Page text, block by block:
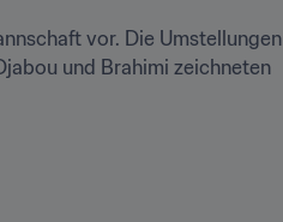
vor. Die Umstellungen
und Brahimi zeichneten